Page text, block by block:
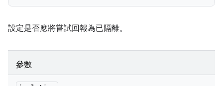
設定是否應將嘗試回報為已隔離。
參數